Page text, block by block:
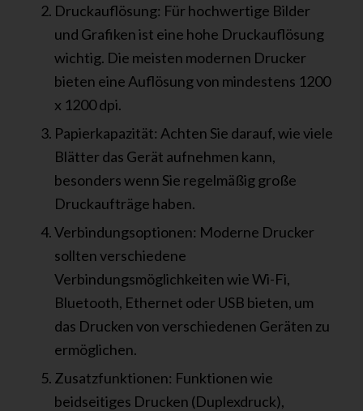
Druckauflösung: Für hochwertige Bilder
und Grafiken ist eine hohe Druckauflösung
wichtig. Die meisten modernen Drucker
bieten eine Auflösung von mindestens 1200
x 1200 dpi.
Papierkapazität: Achten Sie darauf, wie viele
Blätter das Gerät aufnehmen kann,
besonders wenn Sie regelmäßig große
Druckaufträge haben.
Verbindungsoptionen: Moderne Drucker
sollten verschiedene
Verbindungsmöglichkeiten wie Wi-Fi,
Bluetooth, Ethernet oder USB bieten, um
das Drucken von verschiedenen Geräten zu
ermöglichen.
Zusatzfunktionen: Funktionen wie
beidseitiges Drucken (Duplexdruck),